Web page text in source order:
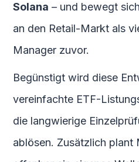
Solana – und bewegt
an den Retail-Markt als
Manager zuvor.
Begünstigt wird diese
vereinfachte ETF-
die langwierige
ablösen. Zusätzlich plant